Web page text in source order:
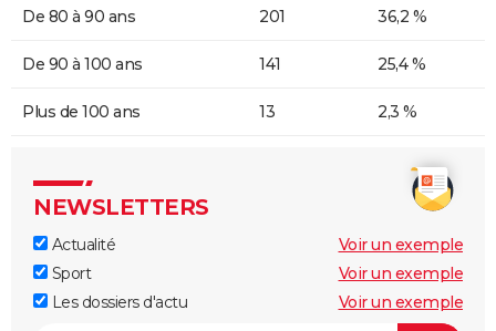
De 80 à 90 ans 201 36,2 %
De 90 à 100 ans 141 25,4 %
Plus de 100 ans 13 2,3 %
NEWSLETTERS
Actualité
Voir un exemple
Sport
Voir un exemple
Les dossiers d'actu
Voir un exemple